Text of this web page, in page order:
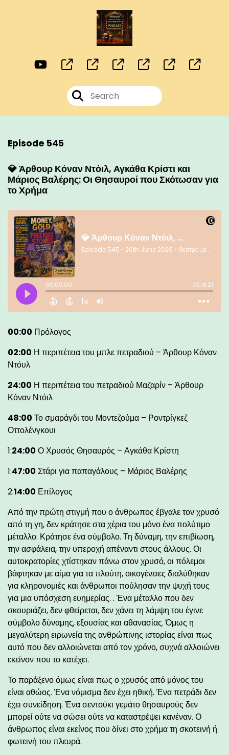
Episode 545
💎 Άρθουρ Κόναν Ντόιλ, Αγκάθα Κρίστι και
Μάριος Βαλέρης: Οι Θησαυροί που Σκότωσαν για
το Χρήμα
00:00 Πρόλογος
02:00 Η περιπέτεια του μπλε πετραδιού – Άρθουρ Κόναν
Ντόυλ
24:00 Η περιπέτεια του πετραδιού Μαζαρίν – Άρθουρ
Κόναν Ντόιλ
48:00 Το σμαράγδι του Μοντεζούμα – Ροντρίγκεζ
Οττολένγκουι
1:24:00 Ο Χρυσός Θησαυρός – Αγκάθα Κρίστη
1:47:00 Στάρι για παπαγάλους – Μάριος Βαλέρης
2:14:00 Επίλογος
Από την πρώτη στιγμή που ο άνθρωπος έβγαλε τον χρυσό
από τη γη, δεν κράτησε στα χέρια του μόνο ένα πολύτιμο
μέταλλο. Κράτησε ένα σύμβολο. Τη δύναμη, την επιβίωση,
την ασφάλεια, την υπεροχή απέναντι στους άλλους. Οι
αυτοκρατορίες χτίστηκαν πάνω στον χρυσό, οι πόλεμοι
βάφτηκαν με αίμα για τα πλούτη, οικογένειες διαλύθηκαν
για κληρονομιές και άνθρωποι πούλησαν την ψυχή τους
για μια υπόσχεση ευημερίας. . Ένα μέταλλο που δεν
σκουριάζει, δεν φθείρεται, δεν χάνει τη λάμψη του έγινε
σύμβολο δύναμης, εξουσίας και αθανασίας. Όμως η
μεγαλύτερη ειρωνεία της ανθρώπινης ιστορίας είναι πως
αυτό που δεν αλλοιώνεται από τον χρόνο, συχνά αλλοιώνει
εκείνον που το κατέχει.
Το παράξενο όμως είναι πως ο χρυσός από μόνος του
είναι αθώος. Ένα νόμισμα δεν έχει ηθική. Ένα πετράδι δεν
έχει συνείδηση. Ένα σεντούκι γεμάτο θησαυρούς δεν
μπορεί ούτε να σώσει ούτε να καταστρέψει κανέναν. Ο
άνθρωπος είναι εκείνος που δίνει στο χρήμα τη σκοτεινή ή
φωτεινή του πλευρά.